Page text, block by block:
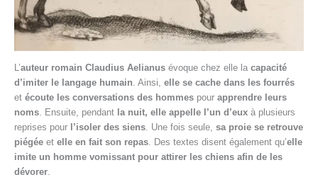
L’auteur romain Claudius Aelianus évoque chez elle la capacité
d’imiter le langage humain . Ainsi, elle se cache dans les fourrés
et écoute les conversations des hommes pour apprendre leurs
noms . Ensuite, pendant la nuit, elle appelle l’un d’eux à plusieurs
reprises pour l’isoler des siens . Une fois seule, sa proie se retrouve
piégée et elle en fait son repas . Des textes disent également qu’elle
imite un homme vomissant pour attirer les chiens afin de les
dévorer